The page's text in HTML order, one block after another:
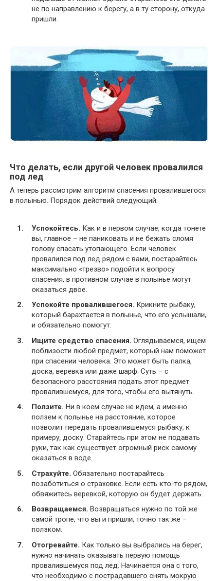
не по направлению к берегу, а в ту сторону, откуда
пришли.
Что делать, если другой человек провалился
под лед
А теперь рассмотрим алгоритм спасения провалившегося
в полынью. Порядок действий следующий:
Успокойтесь. Как и в первом случае, когда тонете
вы, главное – не паниковать и не бежать сломя
голову спасать утопающего. Если человек
провалился под лед рядом с вами, постарайтесь
максимально «трезво» подойти к вопросу
спасения, в противном случае в полынье могут
оказаться двое.
Успокойте провалившегося. Крикните рыбаку,
который барахтается в полынье, что его услышали,
и обязательно помогут.
Ищите средство спасения. Оглядываемся, ищем
поблизости любой предмет, который нам поможет
при спасении человека. Это может быть палка,
доска, веревка или даже шарф. Суть – с
безопасного расстояния подать этот предмет
провалившемуся, для того, чтобы его вытянуть.
Ползите. Ни в коем случае не идем, а именно
ползем к полынье на расстояние, которое
позволит передать провалившемуся рыбаку, к
примеру, доску. Старайтесь при этом не подавать
руки, так как существует огромный риск самому
оказаться в воде.
Страхуйте. Обязательно постарайтесь
позаботиться о страховке. Если есть кто-то рядом,
обвяжитесь веревкой, которую он будет держать.
Возвращаемся. Возвращаться нужно по той же
самой тропе, что вы и пришли, точно так же –
ползком.
Отогревайте. Как только вы выбрались на берег,
нужно начинать оказывать первую помощь
провалившемуся под лед. Начинается она с того,
что необходимо с пострадавшего снять мокрую